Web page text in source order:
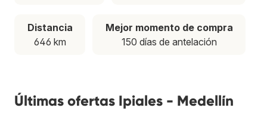
Distancia
646 km
Mejor momento de compra
150 días de antelación
Últimas ofertas Ipiales - Medellín